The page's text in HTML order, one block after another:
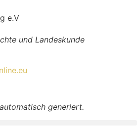
e.V
und Landeskunde
generiert.